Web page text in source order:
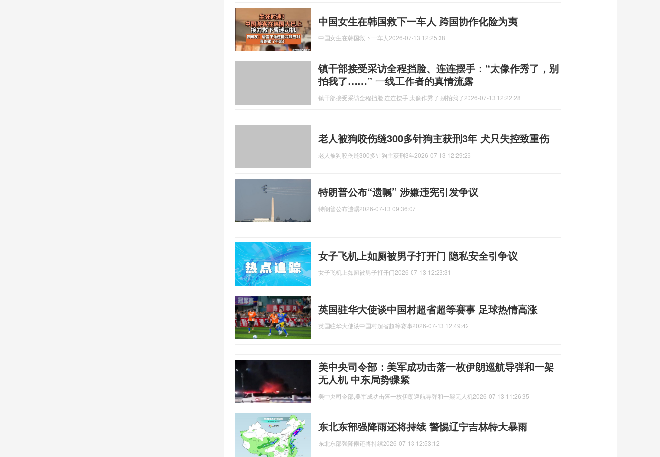
中国女生在韩国救下一车人 跨国协作化险为夷
中国女生在韩国救下一车人 2026-07-13 12:25:38
镇干部接受采访全程挡脸、连连摆手：“太像作秀了，别
拍我了……” 一线工作者的真情流露
镇干部接受采访全程挡脸,连连摆手,太像作秀了,别拍我了2026-07-13 12:22:28
老人被狗咬伤缝300多针狗主获刑3年 犬只失控致重伤
老人被狗咬伤缝300多针狗主获刑3年2026-07-13 12:29:26
特朗普公布“遗嘱” 涉嫌违宪引发争议
特朗普公布遗嘱2026-07-13 09:36:07
女子飞机上如厕被男子打开门 隐私安全引争议
女子飞机上如厕被男子打开门2026-07-13 12:23:31
英国驻华大使谈中国村超省超等赛事 足球热情高涨
英国驻华大使谈中国村超省超等赛事2026-07-13 12:49:42
美中央司令部：美军成功击落一枚伊朗巡航导弹和一架
无人机 中东局势骤紧
美中央司令部,美军成功击落一枚伊朗巡航导弹和一架无人机 2026-07-13 11:26:35
东北东部强降雨还将持续 警惕辽宁吉林特大暴雨
东北东部强降雨还将持续2026-07-13 12:53:12